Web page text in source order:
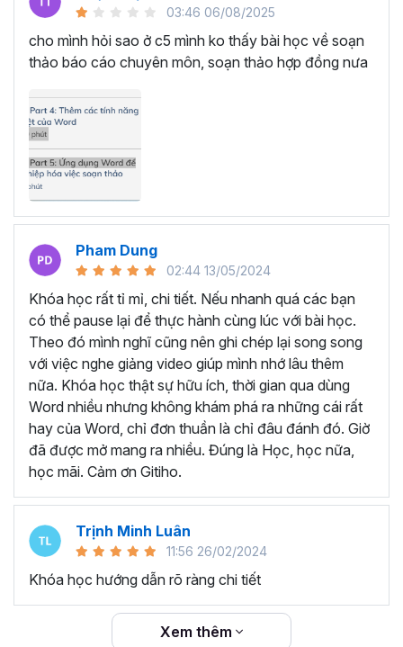
cơ bản như soạn thảo văn bản thông thường trở thành
một người nắm trọn các tính năng, thành thạo các thao
tác chỉ trong 7 giờ học tập.
hình thành tư duy soạn thảo nhạy bén, linh hoạt, hoàn
thành mọi công việc nhanh chóng và khoa học. Đồng
thời, sự thành thạo Microsoft Word sẽ tạo ra cơ hội thăng
tiến trong công việc, mở ra cánh cửa cho sự phát triển và
tiến bộ trên con đường sự nghiệp.
Đặc biệt, bạn chỉ cần bỏ ra một số tiền rất nhỏ là đã có
thể sở hữu khóa học trọn đời với nội dung được các giảng
viên cập nhật liên tục đảm bảo kiến thức mới nhất cho
người học. Bất cứ khi nào quên kiến thức, bạn có thể mở
lại khóa học và ôn tập lại, từ đó tăng khả năng ghi nhớ
hiệu quả hơn.
TẠI SAO NÊN THAM GIA
KHÓA HỌC WORD ONLINE?
Word là một trong những công cụ tin học mà bất kỳ nhân
viên văn phòng nào cần hiểu và nắm vững. Có thể là bạn
trường, nhưng đó chỉ là những kiến thức cơ bản và chưa
đủ sâu để triển khai công việc thực tế.
Thực trạn, nhiều bạn đi làm đã quên gần hết các thao tác
trên Word do lâu không sử dụng. Không biết các mẹo và
thủ thuật làm việc với Word để tiết kiệm thời gian vì trước
đây chưa được đào tạo chuyên sâu.
03:46 06/08/2025
cho mình hỏi sao ở c5 mình ko thấy bài học về soạn
thảo báo cáo chuyên môn, soạn thảo hợp đồng nưa
Pham Dung
02:44 13/05/2024
Khóa học rất tỉ mỉ, chi tiết. Nếu nhanh quá các bạn
có thể pause lại để thực hành cùng lúc với bài học.
Theo đó mình nghĩ cũng nên ghi chép lại song song
với việc nghe giảng video giúp mình nhớ lâu thêm
nữa. Khóa học thật sự hữu ích, thời gian qua dùng
Word nhiều nhưng không khám phá ra những cái rất
hay của Word, chỉ đơn thuần là chỉ đâu đánh đó. Giờ
đã được mở mang ra nhiều. Đúng là Học, học nữa,
học mãi. Cảm ơn Gitiho.
Trịnh Minh Luân
11:56 26/02/2024
Khóa học hướng dẫn rõ ràng chi tiết
Xem thêm